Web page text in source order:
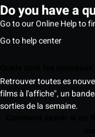
Do you have a
Go to our Online Help to
Go to help center
Retrouver toutes es
films à l'affiche", un
sorties de la semaine.